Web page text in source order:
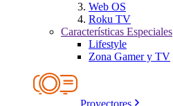
Web OS
Roku TV
Características Especiales
Lifestyle
Zona Gamer y TV
Proyectores